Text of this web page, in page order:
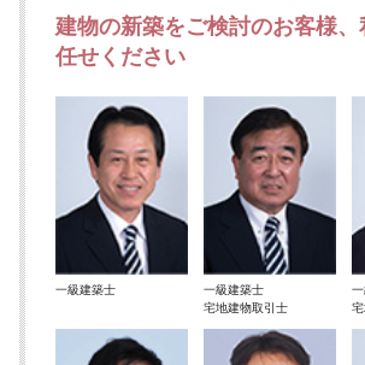
建物の新築をご検討のお客様
任せください
一級建築士
一級建築士
宅地建物取引士